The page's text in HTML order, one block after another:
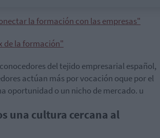
la formación con las empresas"
de la formación"
del tejido empresarial español,
actúan más por vocación oque por el
oportunidad o un nicho de mercado. u
una cultura cercana al